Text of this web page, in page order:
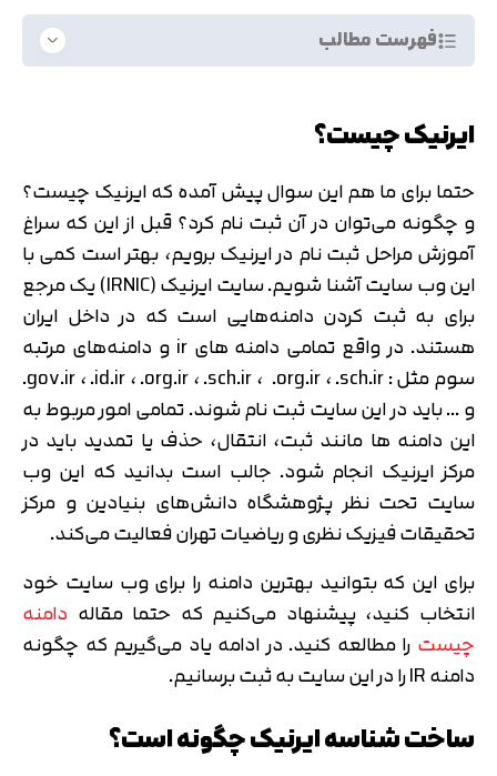
فهرست مطالب
ایرنیک چیست؟
حتما برای ما هم این سوال پیش آمده که ایرنیک چیست؟
و چگونه می‌توان در آن ثبت نام کرد؟ قبل از این که سراغ
آموزش مراحل ثبت نام در ایرنیک برویم، بهتر است کمی با
این وب سایت آشنا شویم. سایت ایرنیک (IRNIC) یک مرجع
برای به ثبت کردن دامنه‌هایی است که در داخل ایران
هستند. در واقع تمامی دامنه های ir و دامنه‌های مرتبه
سوم مثل : ‎.gov.ir ، ‎.id.ir ‎، .org.ir ، ‎.sch.ir ، ‎.org.ir ، ‎.sch.ir
و … باید در این سایت ثبت نام شوند. تمامی امور مربوط به
این دامنه ها مانند ثبت، انتقال، حذف یا تمدید باید در
مرکز ایرنیک انجام شود. جالب است بدانید که این وب
سایت تحت نظر پژوهشگاه دانش‌های بنیادین و مرکز
تحقیقات فیزیک نظری و ریاضیات تهران فعالیت می‌کند.
برای این که بتوانید بهترین دامنه را برای وب سایت خود
انتخاب کنید، پیشنهاد می‌کنیم که حتما مقاله دامنه
چیست را مطالعه کنید. در ادامه یاد می‌گیریم که چگونه
دامنه IR را در این سایت به ثبت برسانیم.
ساخت شناسه ایرنیک چگونه است؟